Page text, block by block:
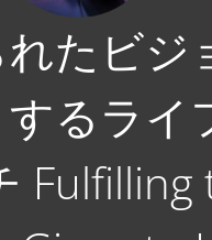
たビジ
るライ
Fulfilling